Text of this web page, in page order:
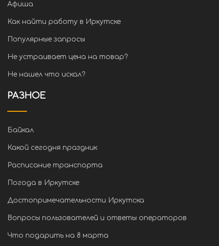
Афиша
Как найти работу в Иркутске
Популярные запросы
Не устраивает цена на товар?
Не нашел что искал?
РАЗНОЕ
Байкал
Какой сегодня праздник
Расписание транспорта
Погода в Иркутске
Достопримечательности Иркутска
Вопросы пользователей и ответы операторов
Что подарить на 8 марта